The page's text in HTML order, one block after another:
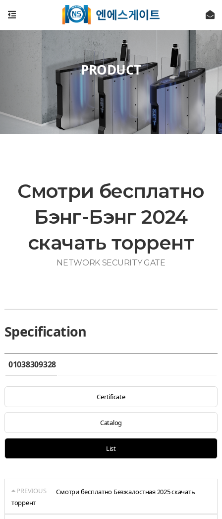
PRODUCT
Смотри бесплатно
Бэнг-Бэнг 2024
скачать торрент
NETWORK SECURITY GATE
Specification
01038309328
Certificate
Catalog
List
PREVIOUS
Смотри бесплатно Безжалостная 2025 скачать
торрент